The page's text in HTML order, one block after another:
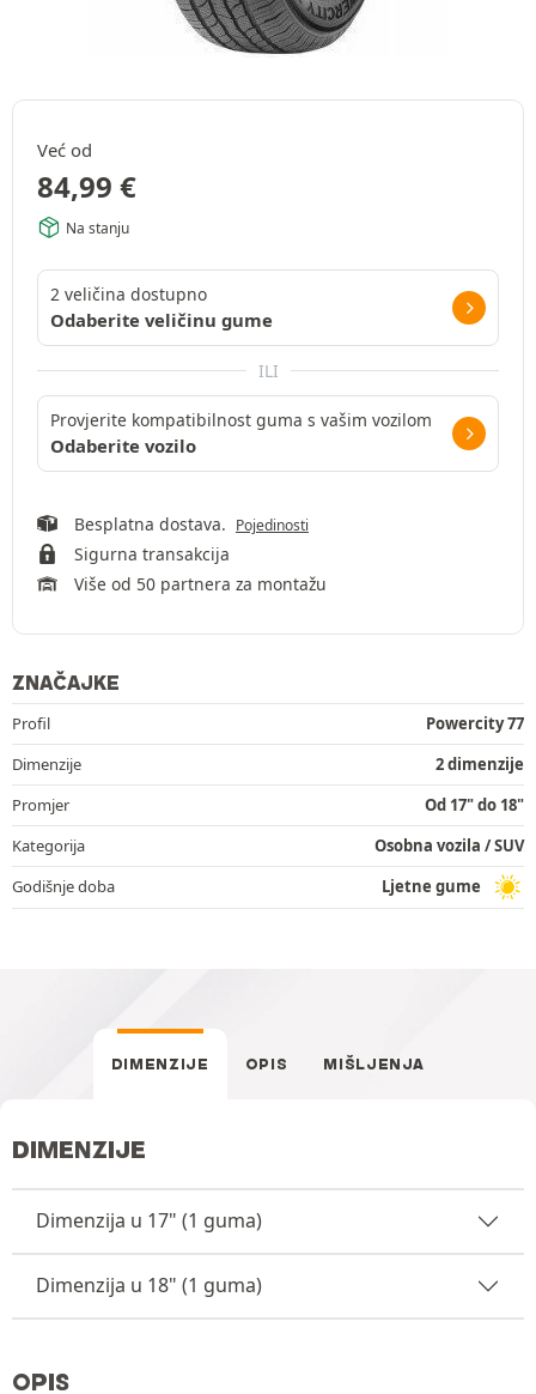
Već od
84,99 €
Na stanju
2 veličina dostupno
Odaberite veličinu gume
ILI
Provjerite kompatibilnost guma s vašim vozilom
Odaberite vozilo
Besplatna dostava. Pojedinosti
Sigurna transakcija
Više od 50 partnera za montažu
ZNAČAJKE
Profil
Powercity 77
Dimenzije
2 dimenzije
Promjer
Od 17" do 18"
Kategorija
Osobna vozila / SUV
Godišnje doba
Ljetne gume
DIMENZIJE OPIS MIŠLJENJA
DIMENZIJE
Dimenzija u 17" (1 guma)
Dimenzija u 18" (1 guma)
OPIS